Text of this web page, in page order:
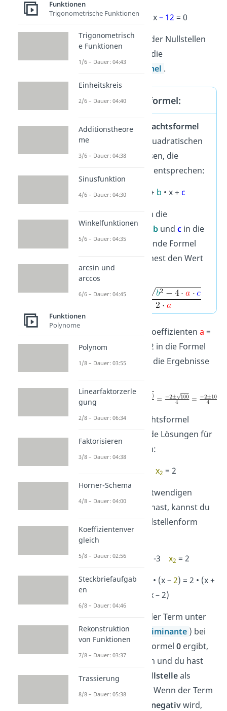
2• x2+ • x– 12 = 0
Zur Bestimmung der Nullstellen
brauchst du jetzt die
Mitternachtsformel .
Mitternachtsformel:
Mit derMitternachtsformel
kannst du alle quadratischen
Gleichungen lösen, die
folgender Form entsprechen:
0 =
+ b • x + c
Du setzt einfach die
Koeffizienten
b undc in die
unterhalb stehende Formel
ein und berechnest den Wert
fürx und
Setze zuerst die Koeffizientena =
2,b= 2 und
= -12 in die Formel
ein und berechne die Ergebnisse
Mit der Mitternachtsformel
kannst du folgende Lösungen für
f(x) = 0 berechnen:
= -3x2 = 2
Da du nun alle notwendigen
Werte berechnet hast, kannst du
sie jetzt in die Nullstellenform
einsetzen.
a= 2 = -3 x2 = 2
f(x) =2• (x – ( )) • (x –2) = 2 • (x +
3) • (x – 2)
Wenn der Term unter
der Wurzel (
Diskriminante ) bei
der Mitternachtsformel0 ergibt,
dann tritt Fall 2 ein und du hast
einedoppelte Nullstelleals
Ergebnis (x
). Wenn der Term
negativwird,
Funktionen
Trigonometrische Funktionen
Trigonometrisch
e Funktionen
1/6 – Dauer: 04:43
Einheitskreis
2/6 – Dauer: 04:40
Additionstheore
me
3/6 – Dauer: 04:38
Sinusfunktion
4/6 – Dauer: 04:30
Winkelfunktionen
5/6 – Dauer: 04:35
arcsin und
arccos
6/6 – Dauer: 04:45
Funktionen
Polynome
Polynom
1/8 – Dauer: 03:55
Linearfaktorzerle
gung
2/8 – Dauer: 06:34
Faktorisieren
3/8 – Dauer: 04:38
Horner-Schema
4/8 – Dauer: 04:00
Koeffizientenver
gleich
5/8 – Dauer: 02:56
Steckbriefaufgab
en
6/8 – Dauer: 04:46
Rekonstruktion
von Funktionen
7/8 – Dauer: 03:37
Trassierung
8/8 – Dauer: 05:38